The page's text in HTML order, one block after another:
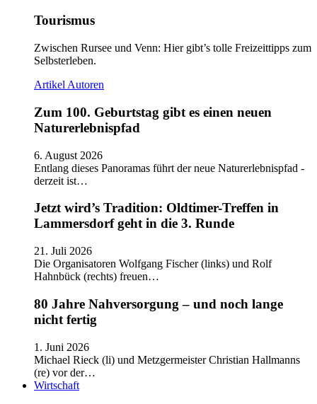
Tourismus
Zwischen Rursee und Venn: Hier gibt’s tolle Freizeittipps zum
Selbsterleben.
Artikel Autoren
Zum 100. Geburtstag gibt es einen neuen
Naturerlebnispfad
6. August 2026
Entlang dieses Panoramas führt der neue Naturerlebnispfad -
derzeit ist…
Jetzt wird’s Tradition: Oldtimer-Treffen in
Lammersdorf geht in die 3. Runde
21. Juli 2026
Die Organisatoren Wolfgang Fischer (links) und Rolf
Hahnbück (rechts) freuen…
80 Jahre Nahversorgung – und noch lange
nicht fertig
1. Juni 2026
Michael Rieck (li) und Metzgermeister Christian Hallmanns
(re) vor der…
Wirtschaft